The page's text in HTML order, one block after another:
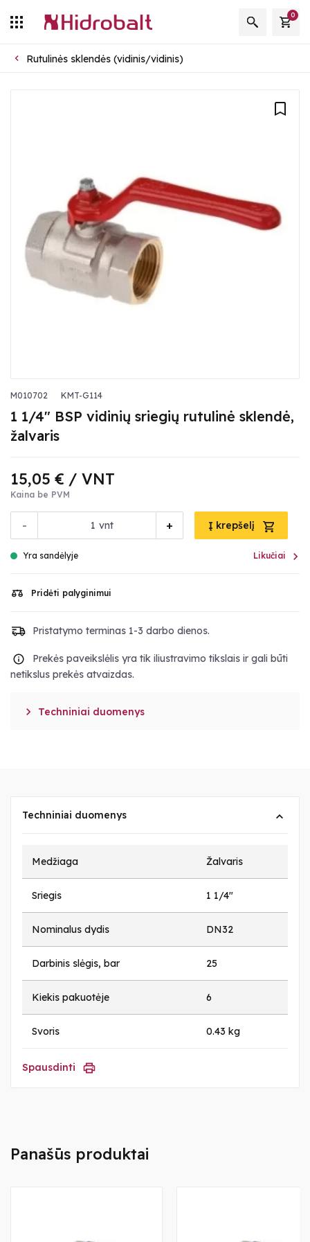
0
Rutulinės sklendės (vidinis/vidinis)
M010702 KMT-G114
1 1/4" BSP vidinių sriegių rutulinė sklendė,
žalvaris
15,05 € / VNT
Kaina be PVM
- +
vnt Į krepšelį
Yra sandėlyje Likučiai 
Pridėti palyginimui
Pristatymo terminas 1-3 darbo dienos.
Prekės paveikslėlis yra tik iliustravimo tikslais ir gali būti
netikslus prekės atvaizdas.
 Techniniai duomenys
Techniniai duomenys
Medžiaga Žalvaris
Sriegis 1 1/4"
Nominalus dydis DN32
Darbinis slėgis, bar 25
Kiekis pakuotėje 6
Svoris 0.43 kg
Spausdinti
Panašūs produktai